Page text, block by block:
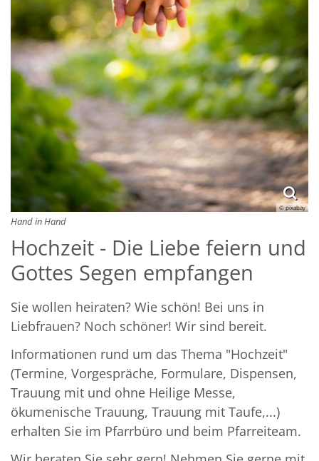
© pixabay
Hand in Hand
Hochzeit - Die Liebe feiern und
Gottes Segen empfangen
Sie wollen heiraten? Wie schön! Bei uns in
Liebfrauen? Noch schöner! Wir sind bereit.
Informationen rund um das Thema "Hochzeit"
(Termine, Vorgespräche, Formulare, Dispensen,
Trauung mit und ohne Heilige Messe,
ökumenische Trauung, Trauung mit Taufe,...)
erhalten Sie im Pfarrbüro und beim Pfarreiteam.